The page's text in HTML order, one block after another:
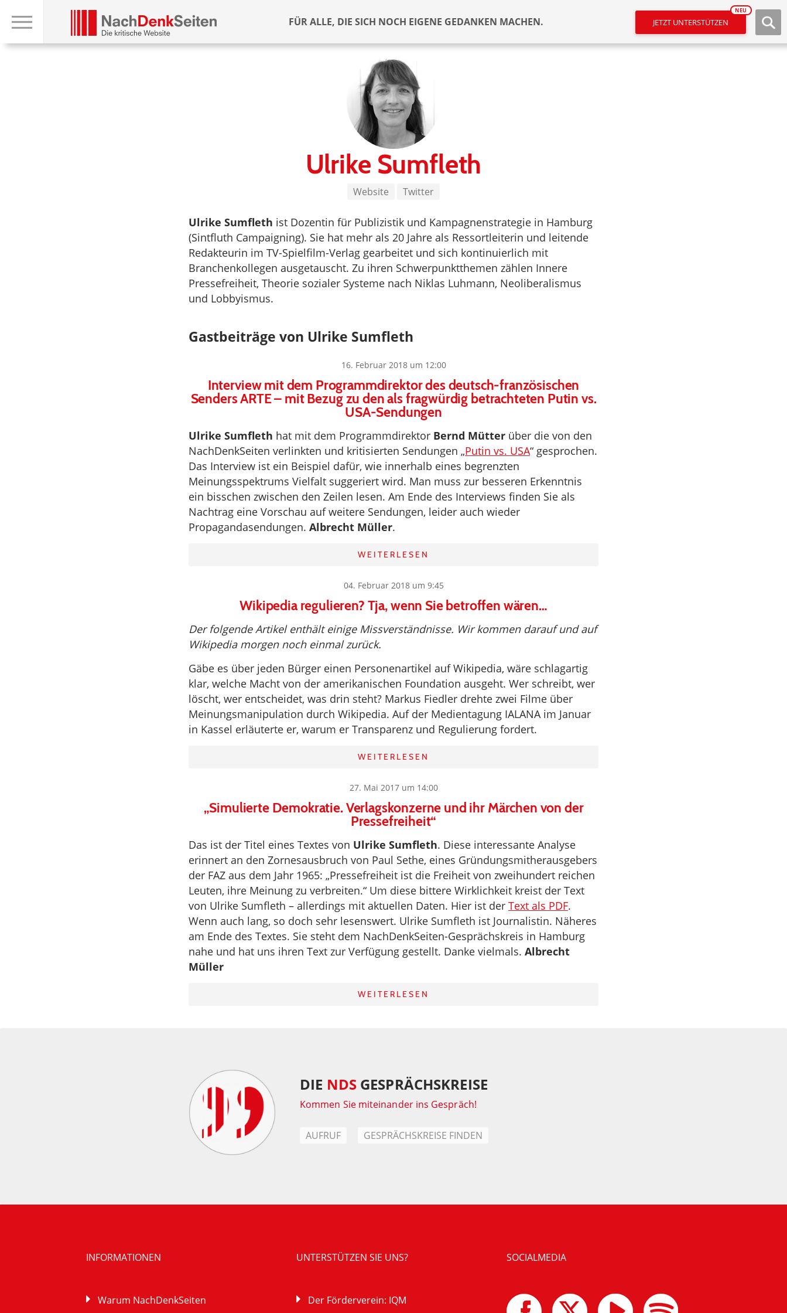
FÜR ALLE, DIE SICH NOCH EIGENE GEDANKEN MACHEN. JETZT UNTERSTÜTZEN
NEU
Ulrike Sumfleth
Website Twitter
Ulrike Sumfleth ist Dozentin für Publizistik und Kampagnenstrategie in Hamburg
(Sintfluth Campaigning). Sie hat mehr als 20 Jahre als Ressortleiterin und leitende
Redakteurin im TV-Spielfilm-Verlag gearbeitet und sich kontinuierlich mit
Branchenkollegen ausgetauscht. Zu ihren Schwerpunktthemen zählen Innere
Pressefreiheit, Theorie sozialer Systeme nach Niklas Luhmann, Neoliberalismus
und Lobbyismus.
Gastbeiträge von Ulrike Sumfleth
16. Februar 2018 um 12:00
Interview mit dem Programmdirektor des deutsch-französischen
Senders ARTE – mit Bezug zu den als fragwürdig betrachteten Putin vs.
USA-Sendungen
Ulrike Sumfleth hat mit dem Programmdirektor Bernd Mütter über die von den
NachDenkSeiten verlinkten und kritisierten Sendungen „Putin vs. USA“ gesprochen.
Das Interview ist ein Beispiel dafür, wie innerhalb eines begrenzten
Meinungsspektrums Vielfalt suggeriert wird. Man muss zur besseren Erkenntnis
ein bisschen zwischen den Zeilen lesen. Am Ende des Interviews finden Sie als
Nachtrag eine Vorschau auf weitere Sendungen, leider auch wieder
Propagandasendungen. Albrecht Müller.
WEITERLESEN
04. Februar 2018 um 9:45
Wikipedia regulieren? Tja, wenn Sie betroffen wären…
Der folgende Artikel enthält einige Missverständnisse. Wir kommen darauf und auf
Wikipedia morgen noch einmal zurück.
Gäbe es über jeden Bürger einen Personenartikel auf Wikipedia, wäre schlagartig
klar, welche Macht von der amerikanischen Foundation ausgeht. Wer schreibt, wer
löscht, wer entscheidet, was drin steht? Markus Fiedler drehte zwei Filme über
Meinungsmanipulation durch Wikipedia. Auf der Medientagung IALANA im Januar
in Kassel erläuterte er, warum er Transparenz und Regulierung fordert.
WEITERLESEN
27. Mai 2017 um 14:00
„Simulierte Demokratie. Verlagskonzerne und ihr Märchen von der
Pressefreiheit“
Das ist der Titel eines Textes von Ulrike Sumfleth. Diese interessante Analyse
erinnert an den Zornesausbruch von Paul Sethe, eines Gründungsmitherausgebers
der FAZ aus dem Jahr 1965: „Pressefreiheit ist die Freiheit von zweihundert reichen
Leuten, ihre Meinung zu verbreiten.“ Um diese bittere Wirklichkeit kreist der Text
von Ulrike Sumfleth – allerdings mit aktuellen Daten. Hier ist der Text als PDF.
Wenn auch lang, so doch sehr lesenswert. Ulrike Sumfleth ist Journalistin. Näheres
am Ende des Textes. Sie steht dem NachDenkSeiten-Gesprächskreis in Hamburg
nahe und hat uns ihren Text zur Verfügung gestellt. Danke vielmals. Albrecht
Müller
WEITERLESEN
DIE NDSGESPRÄCHSKREISE
Kommen Sie miteinander ins Gespräch!
AUFRUF GESPRÄCHSKREISE FINDEN
INFORMATIONEN
Warum NachDenkSeiten
UNTERSTÜTZEN SIE UNS?
Der Förderverein: IQM
SOCIALMEDIA